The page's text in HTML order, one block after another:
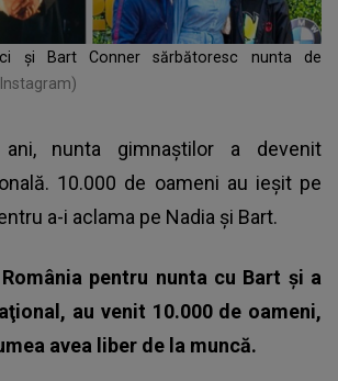
și Bart Conner sărbătoresc nunta de
nunta gimnaștilor a devenit
10.000 de oameni au ieșit pe
a-i aclama pe Nadia și Bart.
pentru nunta cu Bart şi a
au venit 10.000 de oameni,
avea liber de la muncă.